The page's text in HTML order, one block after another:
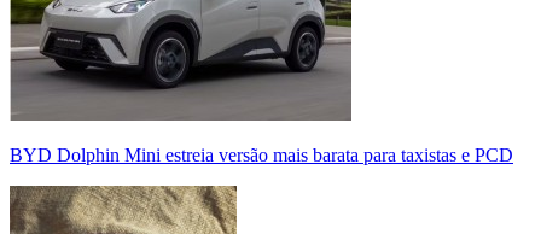
BYD Dolphin Mini estreia versão mais barata para taxistas e PCD